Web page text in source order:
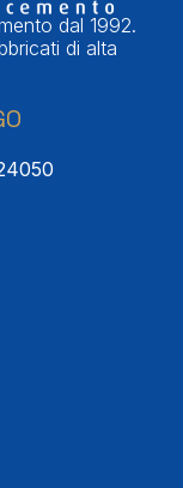
dal 1992.
di alta